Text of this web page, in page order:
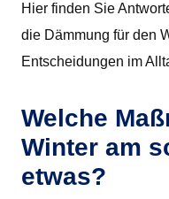
Hier finden Sie
die Dämmung für den
Entscheidungen im
Welche
Winter am
etwas?